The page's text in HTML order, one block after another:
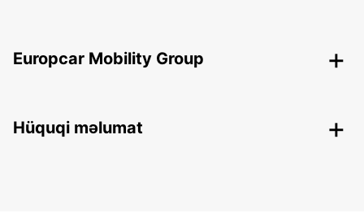
Europcar Mobility Group
Hüquqi məlumat